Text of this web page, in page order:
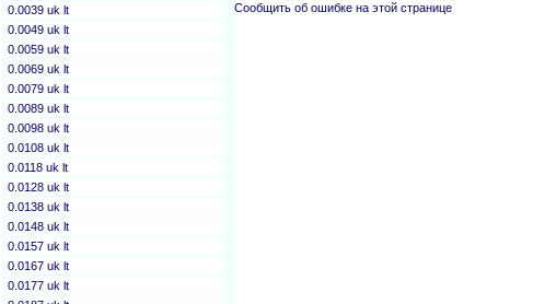
0.0039 uk lt
0.0049 uk lt
0.0059 uk lt
0.0069 uk lt
0.0079 uk lt
0.0089 uk lt
0.0098 uk lt
0.0108 uk lt
0.0118 uk lt
0.0128 uk lt
0.0138 uk lt
0.0148 uk lt
0.0157 uk lt
0.0167 uk lt
0.0177 uk lt
Сообщить об ошибке на этой странице